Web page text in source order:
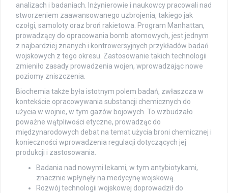
analizach i badaniach. Inżynierowie i naukowcy pracowali nad
stworzeniem zaawansowanego uzbrojenia, takiego jak
czołgi, samoloty oraz broń rakietowa. Program Manhattan,
prowadzący do opracowania bomb atomowych, jest jednym
z najbardziej znanych i kontrowersyjnych przykładów badań
wojskowych z tego okresu. Zastosowanie takich technologii
zmieniło zasady prowadzenia wojen, wprowadzając nowe
poziomy zniszczenia.
Biochemia także była istotnym polem badań, zwłaszcza w
kontekście opracowywania substancji chemicznych do
użycia w wojnie, w tym gazów bojowych. To wzbudzało
poważne wątpliwości etyczne, prowadząc do
międzynarodowych debat na temat użycia broni chemicznej i
konieczności wprowadzenia regulacji dotyczących jej
produkcji i zastosowania.
Badania nad nowymi lekami, w tym antybiotykami,
znacznie wpłynęły na medycynę wojskową.
Rozwój technologii wojskowej doprowadził do